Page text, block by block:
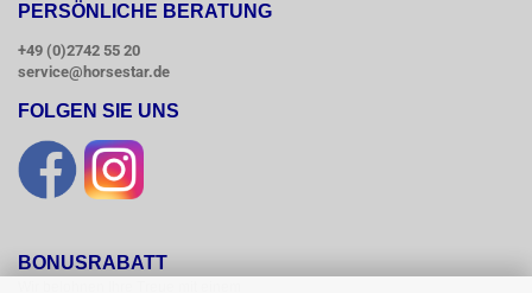
PERSÖNLICHE BERATUNG
+49 (0)2742 55 20
service@horsestar.de
FOLGEN SIE UNS
BONUSRABATT